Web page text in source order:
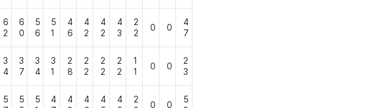
6
2
6
0
5
6
5
1
4
6
4
2
4
2
4
3
2
2
0 0
4
7
3
4
3
7
3
4
3
1
2
8
2
2
2
2
2
2
1
1
0 0
2
3
5
5
5
4
4
4
4
4
2
0 0
5